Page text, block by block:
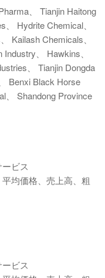
、 Tianjin Haitong
Hydrite Chemical、
Kailash Chemicals、
、 Hawkins、
、 Tianjin Dongda
Benxi Black Horse
、 Shandong Province
ビス
均価格、売上高、粗
ビス